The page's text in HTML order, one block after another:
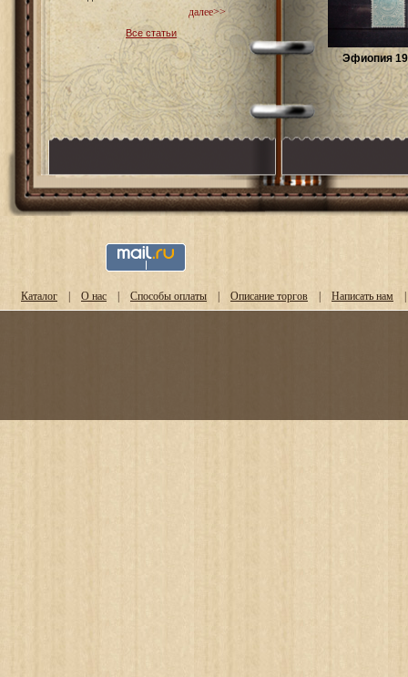
далее>>
Все статьи
Эфиопия
Каталог | О нас | Способы оплаты | Описание торгов | Написать нам |